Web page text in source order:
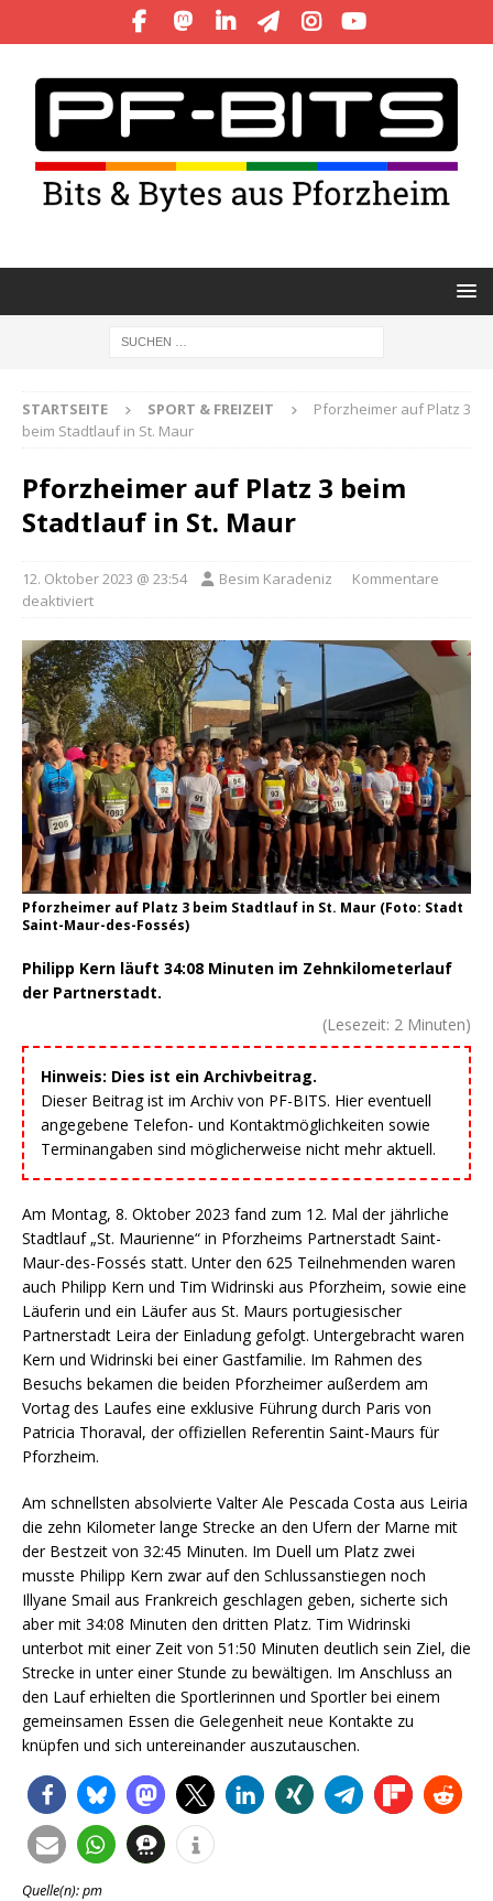
STARTSEITE SPORT & FREIZEIT
Pforzheimer auf Platz 3
beim Stadtlauf in St. Maur
Pforzheimer auf Platz 3 beim
Stadtlauf in St. Maur
12. Oktober 2023 @ 23:54 Besim Karadeniz
Kommentare
deaktiviert
Pforzheimer auf Platz 3 beim Stadtlauf in St. Maur (Foto: Stadt
Saint-Maur-des-Fossés)
Philipp Kern läuft 34:08 Minuten im Zehnkilometerlauf
der Partnerstadt.
(Lesezeit: 2 Minuten)
Hinweis: Dies ist ein Archivbeitrag.
Dieser Beitrag ist im Archiv von PF-BITS. Hier eventuell
angegebene Telefon- und Kontaktmöglichkeiten sowie
Terminangaben sind möglicherweise nicht mehr aktuell.
Am Montag, 8. Oktober 2023 fand zum 12. Mal der jährliche
Stadtlauf „St. Maurienne“ in Pforzheims Partnerstadt Saint-
Maur-des-Fossés statt. Unter den 625 Teilnehmenden waren
auch Philipp Kern und Tim Widrinski aus Pforzheim, sowie eine
Läuferin und ein Läufer aus St. Maurs portugiesischer
Partnerstadt Leira der Einladung gefolgt. Untergebracht waren
Kern und Widrinski bei einer Gastfamilie. Im Rahmen des
Besuchs bekamen die beiden Pforzheimer außerdem am
Vortag des Laufes eine exklusive Führung durch Paris von
Patricia Thoraval, der offiziellen Referentin Saint-Maurs für
Pforzheim.
Am schnellsten absolvierte Valter Ale Pescada Costa aus Leiria
die zehn Kilometer lange Strecke an den Ufern der Marne mit
der Bestzeit von 32:45 Minuten. Im Duell um Platz zwei
musste Philipp Kern zwar auf den Schlussanstiegen noch
Illyane Smail aus Frankreich geschlagen geben, sicherte sich
aber mit 34:08 Minuten den dritten Platz. Tim Widrinski
unterbot mit einer Zeit von 51:50 Minuten deutlich sein Ziel, die
Strecke in unter einer Stunde zu bewältigen. Im Anschluss an
den Lauf erhielten die Sportlerinnen und Sportler bei einem
gemeinsamen Essen die Gelegenheit neue Kontakte zu
knüpfen und sich untereinander auszutauschen.
Quelle(n): pm